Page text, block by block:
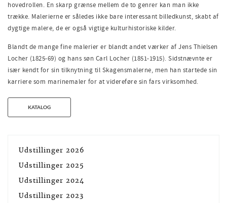
hovedrollen. En skarp grænse mellem de to genrer kan man ikke
trække. Malerierne er således ikke bare interessant billedkunst, skabt af
dygtige malere, de er også vigtige kulturhistoriske kilder.
Blandt de mange fine malerier er blandt andet værker af Jens Thielsen
Locher (1825-69) og hans søn Carl Locher (1851-1915). Sidstnævnte er
især kendt for sin tilknytning til Skagensmalerne, men han startede sin
karriere som marinemaler for at videreføre sin fars virksomhed.
KATALOG
Udstillinger 2026
Udstillinger 2025
Udstillinger 2024
Udstillinger 2023